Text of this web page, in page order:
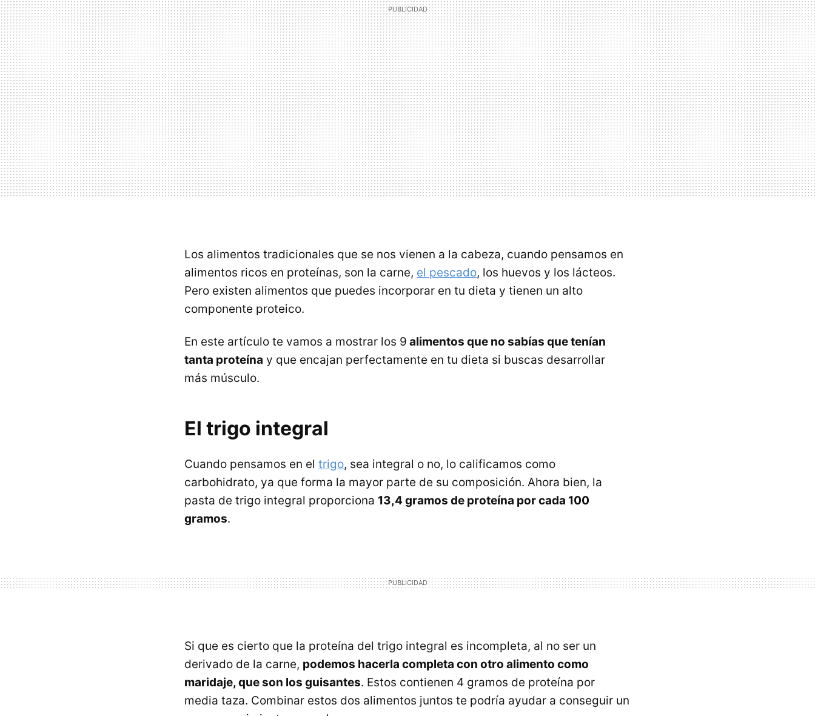
Los alimentos tradicionales que se nos vienen a la cabeza, cuando pensamos en
alimentos ricos en proteínas, son la carne, el pescado, los huevos y los lácteos.
Pero existen alimentos que puedes incorporar en tu dieta y tienen un alto
componente proteico.
En este artículo te vamos a mostrar los 9 alimentos que no sabías que tenían
tanta proteína y que encajan perfectamente en tu dieta si buscas desarrollar
más músculo.
El trigo integral
Cuando pensamos en el trigo, sea integral o no, lo calificamos como
carbohidrato, ya que forma la mayor parte de su composición. Ahora bien, la
pasta de trigo integral proporciona 13,4 gramos de proteína por cada 100
gramos.
Si que es cierto que la proteína del trigo integral es incompleta, al no ser un
derivado de la carne, podemos hacerla completa con otro alimento como
maridaje, que son los guisantes. Estos contienen 4 gramos de proteína por
media taza. Combinar estos dos alimentos juntos te podría ayudar a conseguir un